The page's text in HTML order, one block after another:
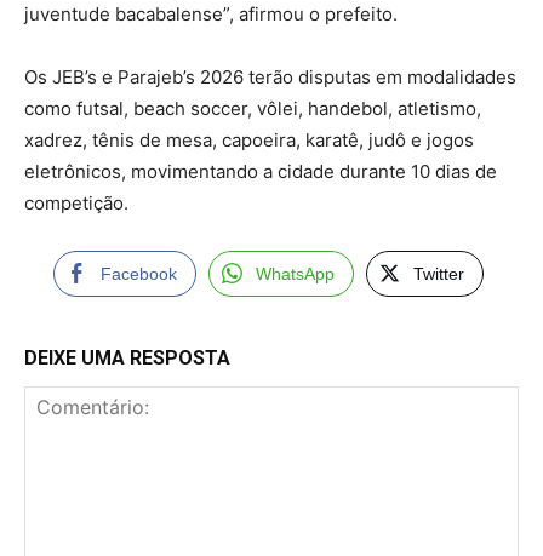
juventude bacabalense”, afirmou o prefeito.
Os JEB’s e Parajeb’s 2026 terão disputas em modalidades
como futsal, beach soccer, vôlei, handebol, atletismo,
xadrez, tênis de mesa, capoeira, karatê, judô e jogos
eletrônicos, movimentando a cidade durante 10 dias de
competição.
Facebook WhatsApp Twitter
DEIXE UMA RESPOSTA